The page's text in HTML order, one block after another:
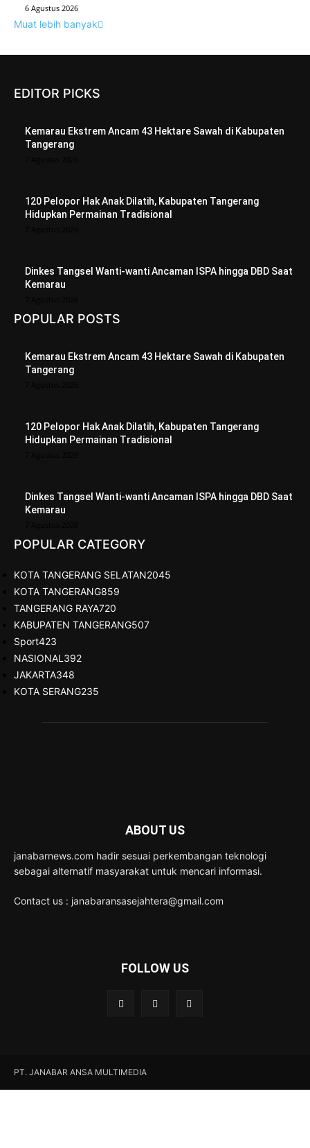
6 Agustus 2026
Muat lebih banyak
EDITOR PICKS
Kemarau Ekstrem Ancam 43 Hektare Sawah di Kabupaten
Tangerang
120 Pelopor Hak Anak Dilatih, Kabupaten Tangerang
Hidupkan Permainan Tradisional
Dinkes Tangsel Wanti-wanti Ancaman ISPA hingga DBD Saat
Kemarau
POPULAR POSTS
Kemarau Ekstrem Ancam 43 Hektare Sawah di Kabupaten
Tangerang
120 Pelopor Hak Anak Dilatih, Kabupaten Tangerang
Hidupkan Permainan Tradisional
Dinkes Tangsel Wanti-wanti Ancaman ISPA hingga DBD Saat
Kemarau
POPULAR CATEGORY
KOTA TANGERANG SELATAN2045
KOTA TANGERANG859
TANGERANG RAYA720
KABUPATEN TANGERANG507
Sport423
NASIONAL 392
JAKARTA348
KOTA SERANG235
ABOUT US
janabarnews.com hadir sesuai perkembangan teknologi
sebagai alternatif masyarakat untuk mencari informasi.
Contact us : janabaransasejahtera@gmail.com
FOLLOW US
PT. JANABAR ANSA MULTIMEDIA